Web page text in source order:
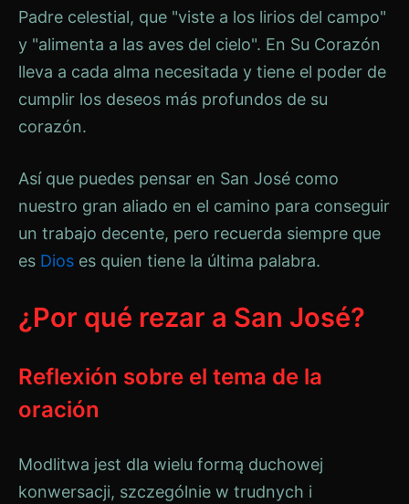
Padre celestial, que "viste a los lirios del campo"
y "alimenta a las aves del cielo". En Su Corazón
lleva a cada alma necesitada y tiene el poder de
cumplir los deseos más profundos de su
corazón.
Así que puedes pensar en San José como
nuestro gran aliado en el camino para conseguir
un trabajo decente, pero recuerda siempre que
es Dios es quien tiene la última palabra.
¿Por qué rezar a San José?
Reflexión sobre el tema de la
oración
Modlitwa jest dla wielu formą duchowej
konwersacji, szczególnie w trudnych i